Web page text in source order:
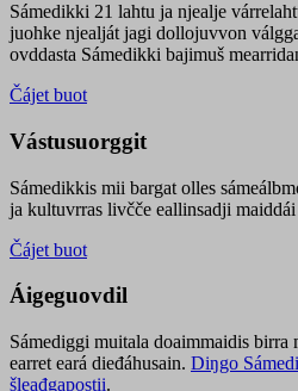
Sámedikki 21 lahtu ja njealje
juohke njealját jagi dollojuvvon
ovddasta Sámedikki bajimuš
Čájet buot
Vástusuorggit
Sámedikkis mii bargat olles
ja kultuvrras livčče eallinsadji maiddái
Čájet buot
Áigeguovdil
Sámediggi muitala doaimmaidis birra
earret eará dieđáhusain. Diŋgo
šleađgapostii.